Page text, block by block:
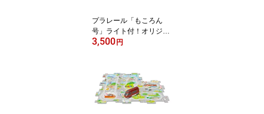
プラレール「もころん
号」ライト付！オリジナ
ルプラレール【お申し込
3,500 円